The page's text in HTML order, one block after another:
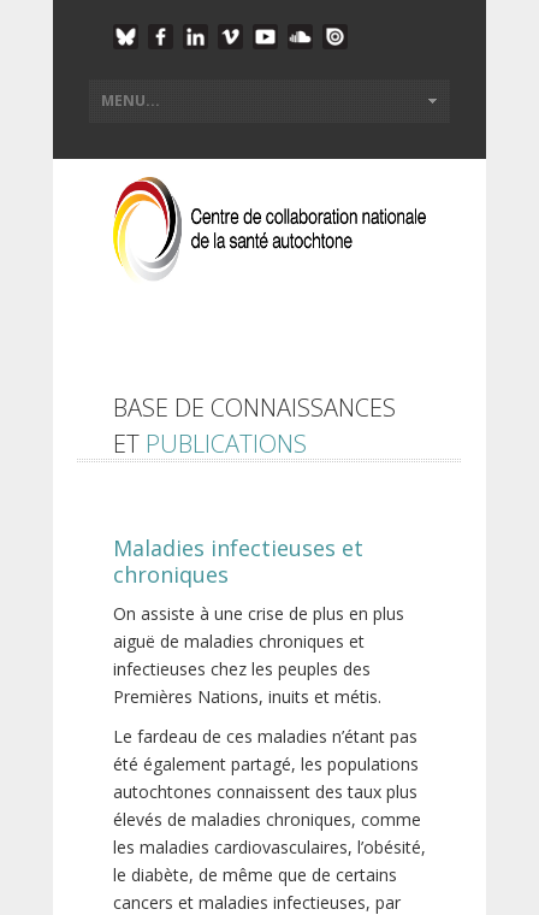
BASE DE CONNAISSANCES
ET PUBLICATIONS
Maladies infectieuses et
chroniques
On assiste à une crise de plus en plus
aiguë de maladies chroniques et
infectieuses chez les peuples des
Premières Nations, inuits et métis.
Le fardeau de ces maladies n’étant pas
été également partagé, les populations
autochtones connaissent des taux plus
élevés de maladies chroniques, comme
les maladies cardiovasculaires, l’obésité,
le diabète, de même que de certains
cancers et maladies infectieuses, par